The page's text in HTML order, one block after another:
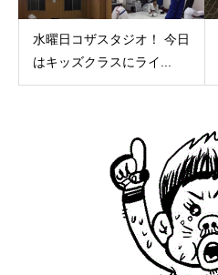
水曜日コザスタジオ！ 今日
はキッズクラスにライ...